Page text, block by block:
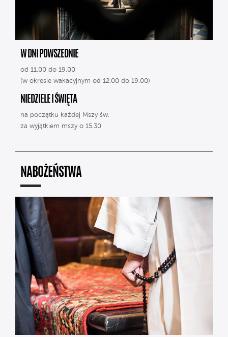
W DNI POWSZEDNIE
od 11.00 do 19.00
(w okresie wakacyjnym od 12.00 do 19.00)
NIEDZIELE I ŚWIĘTA
na początku każdej Mszy św.
za wyjątkiem mszy o 15.30
NABOŻEŃSTWA